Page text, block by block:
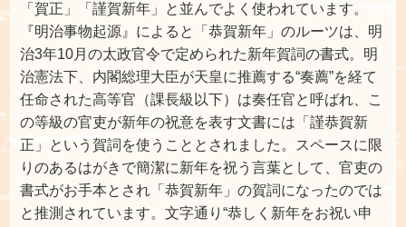
「賀正」「謹賀新年」と並んでよく使われています。
『明治事物起源』によると「恭賀新年」のルーツは、明
治3年10月の太政官令で定められた新年賀詞の書式。明
治憲法下、内閣総理大臣が天皇に推薦する“奏薦”を経て
任命された高等官（課長級以下）は奏任官と呼ばれ、こ
の等級の官吏が新年の祝意を表す文書には「謹恭賀新
正」という賀詞を使うこととされました。スペースに限
りのあるはがきで簡潔に新年を祝う言葉として、官吏の
書式がお手本とされ「恭賀新年」の賀詞になったのでは
と推測されています。文字通り“恭しく新年をお祝い申